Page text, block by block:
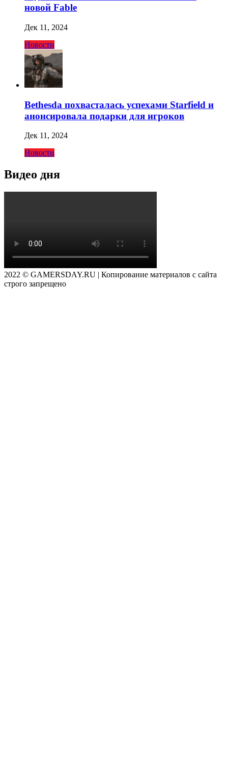
новой Fable
Дек 11, 2024
Новости
Bethesda похвасталась успехами Starfield и
анонсировала подарки для игроков
Дек 11, 2024
Новости
Видео дня
2022 © GAMERSDAY.RU | Копирование материалов с сайта
строго запрещено